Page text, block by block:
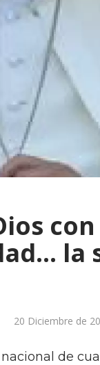
la
20 Diciembre de
de